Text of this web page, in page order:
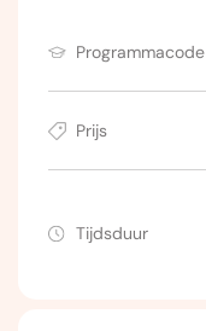
Programmacode
Prijs
Tijdsduur